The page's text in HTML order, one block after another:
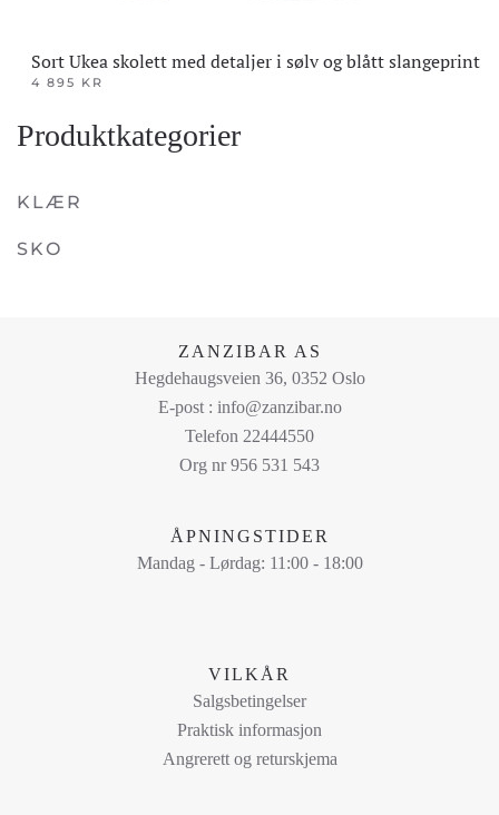
Sort Ukea skolett med detaljer i sølv og blått slangeprint
4 895 KR
produktet
flere
Alternativene
Produktkategorier
KLÆR
SKO
ZANZIBAR AS
Hegdehaugsveien 36, 0352 Oslo
E-post : info@zanzibar.no
Telefon 22444550
Org nr 956 531 543
ÅPNINGSTIDER
Mandag - Lørdag: 11:00 - 18:00
VILKÅR
Salgsbetingelser
Praktisk informasjon
Angrerett og returskjema